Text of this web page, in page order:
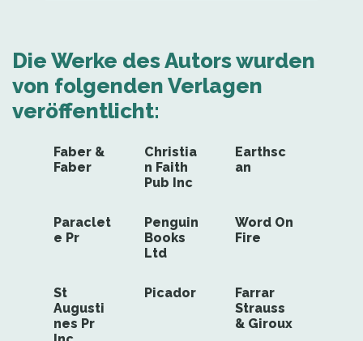
Die Werke des Autors wurden
von folgenden Verlagen
veröffentlicht:
Faber &
Faber
Christia
n Faith
Pub Inc
Earthsc
an
Paraclet
e Pr
Penguin
Books
Ltd
Word On
Fire
St
Augusti
nes Pr
Picador
Farrar
Strauss
& Giroux